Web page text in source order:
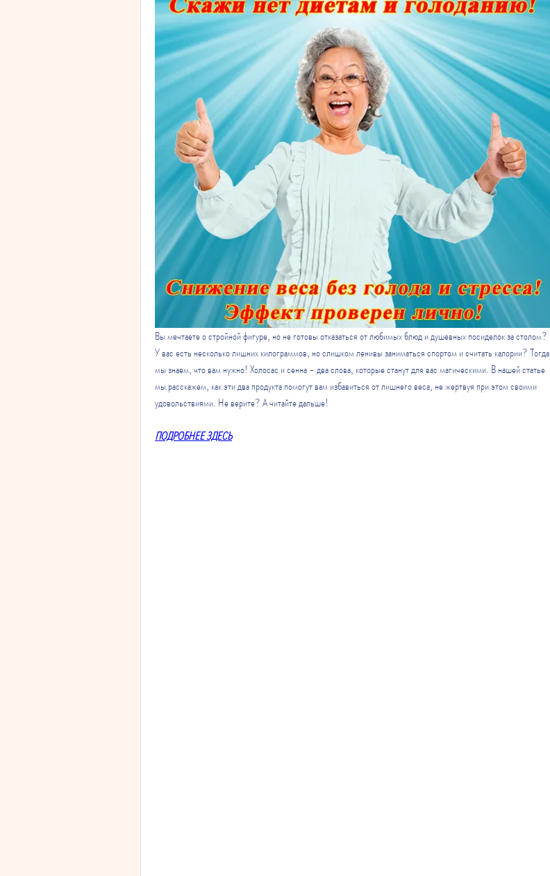
Вы мечтаете о стройной фигуре, но не готовы отказаться от любимых блюд и душевных посиделок за столом?
У вас есть несколько лишних килограммов, но слишком ленивы заниматься спортом и считать калории? Тогда
мы знаем, что вам нужно! Холосас и сенна - два слова, которые станут для вас магическими. В нашей статье
мы расскажем, как эти два продукта помогут вам избавиться от лишнего веса, не жертвуя при этом своими
удовольствиями. Не верите? А читайте дальше!
ПОДРОБНЕЕ ЗДЕСЬ